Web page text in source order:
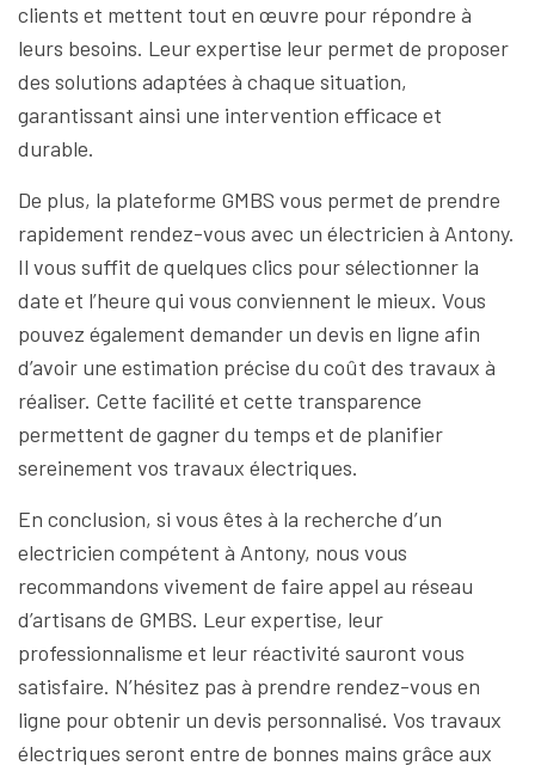
clients et mettent tout en œuvre pour répondre à
leurs besoins. Leur expertise leur permet de proposer
des solutions adaptées à chaque situation,
garantissant ainsi une intervention efficace et
durable.
De plus, la plateforme GMBS vous permet de prendre
rapidement rendez-vous avec un électricien à Antony.
Il vous suffit de quelques clics pour sélectionner la
date et l’heure qui vous conviennent le mieux. Vous
pouvez également demander un devis en ligne afin
d’avoir une estimation précise du coût des travaux à
réaliser. Cette facilité et cette transparence
permettent de gagner du temps et de planifier
sereinement vos travaux électriques.
En conclusion, si vous êtes à la recherche d’un
electricien compétent à Antony, nous vous
recommandons vivement de faire appel au réseau
d’artisans de GMBS. Leur expertise, leur
professionnalisme et leur réactivité sauront vous
satisfaire. N’hésitez pas à prendre rendez-vous en
ligne pour obtenir un devis personnalisé. Vos travaux
électriques seront entre de bonnes mains grâce aux